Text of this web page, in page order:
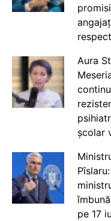
Aura
școlar
pe 17